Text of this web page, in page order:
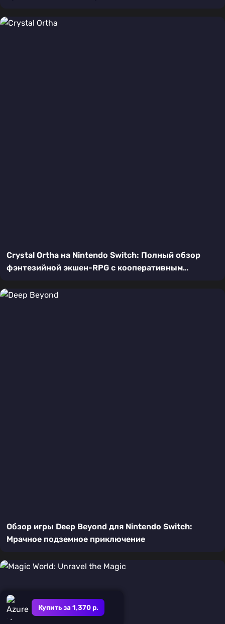
Купить за 1,370 р.
Crystal Ortha на Nintendo Switch: Полный обзор
фэнтезийной экшен-RPG с кооперативным
Обзор игры Deep Beyond для Nintendo Switch:
Мрачное подземное приключение